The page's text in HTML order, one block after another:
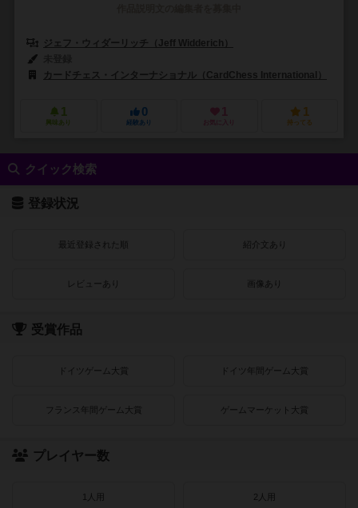
ジェフ・ウィダーリッチ（Jeff Widderich）
カードチェス・インターナショナル（CardChess International）
1
興味あり
0
経験あり
1
お気に入り
1
持ってる
クイック検索
登録状況
最近登録された順 紹介文あり
レビューあり 画像あり
受賞作品
ドイツゲーム大賞 ドイツ年間ゲーム大賞
フランス年間ゲーム大賞 ゲームマーケット大賞
プレイヤー数
1人用 2人用